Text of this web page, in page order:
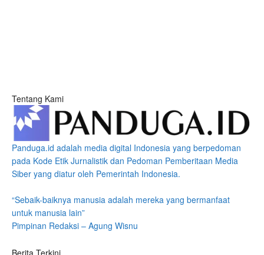
Tentang Kami
Panduga.id adalah media digital Indonesia yang berpedoman
pada Kode Etik Jurnalistik dan Pedoman Pemberitaan Media
Siber yang diatur oleh Pemerintah Indonesia.
“Sebaik-baiknya manusia adalah mereka yang bermanfaat
untuk manusia lain”
Pimpinan Redaksi – Agung Wisnu